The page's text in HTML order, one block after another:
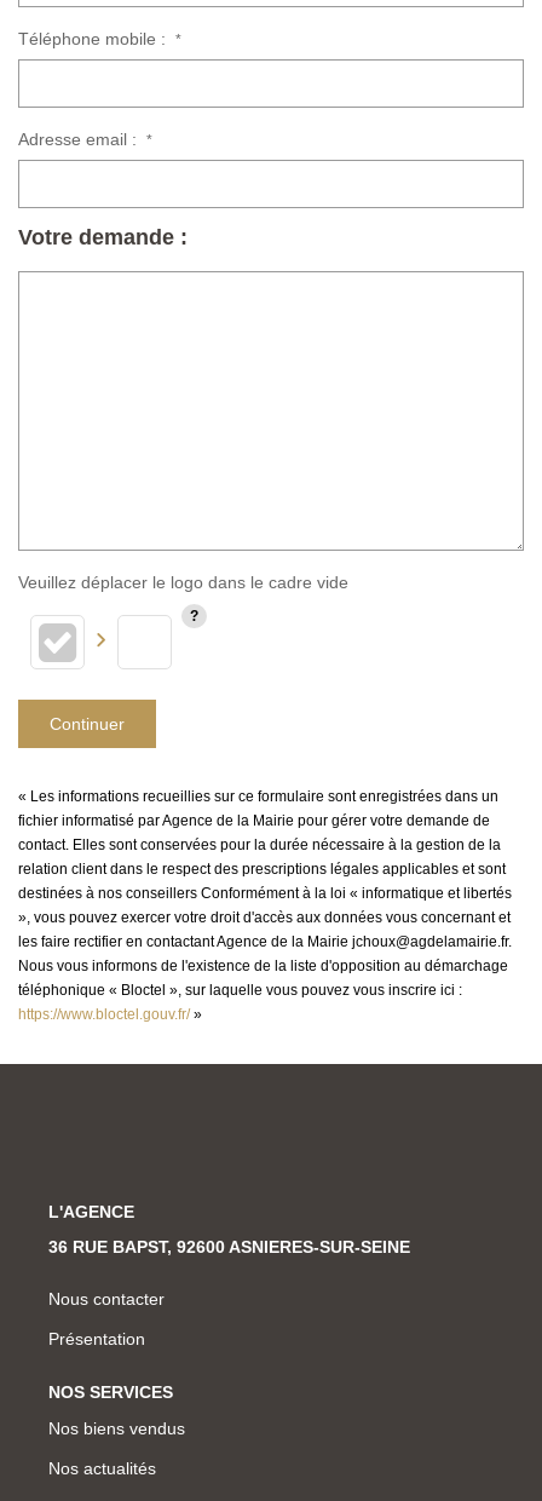
Téléphone mobile : *
Adresse email : *
Votre demande :
Veuillez déplacer le logo dans le cadre vide
Continuer
« Les informations recueillies sur ce formulaire sont enregistrées dans un
fichier informatisé par Agence de la Mairie pour gérer votre demande de
contact. Elles sont conservées pour la durée nécessaire à la gestion de la
relation client dans le respect des prescriptions légales applicables et sont
destinées à nos conseillers Conformément à la loi « informatique et libertés
», vous pouvez exercer votre droit d'accès aux données vous concernant et
les faire rectifier en contactant Agence de la Mairie jchoux@agdelamairie.fr.
Nous vous informons de l'existence de la liste d'opposition au démarchage
téléphonique « Bloctel », sur laquelle vous pouvez vous inscrire ici :
https://www.bloctel.gouv.fr/»
L'AGENCE
36 RUE BAPST, 92600 ASNIERES-SUR-SEINE
Nous contacter
Présentation
NOS SERVICES
Nos biens vendus
Nos actualités